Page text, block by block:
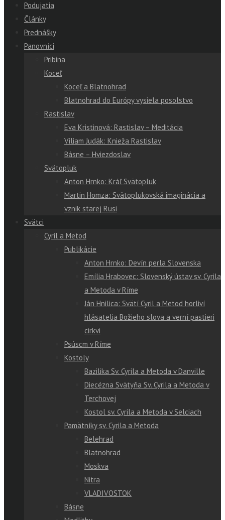
Podujatia
Články
Prednášky
Panovníci
Pribina
Koceľ
Koceľ a Blatnohrad
Blatnohrad do Európy vysiela posolstvo
Rastislav
Eva Kristinová: Rastislav – Meditácia
Viliam Judák: Knieža Rastislav
Básne – Hviezdoslav
Svätopluk
Anton Hrnko: Kráľ Svätopluk
Martin Homza: Svätoplukovská imaginácia a
vznik starej Rusi
Svätci
Cyril a Metod
Publikácie
Anton Hrnko: Devín perla Slovenska
Emília Hrabovec: Slovenský ústav sv. Cyrila
a Metoda v Ríme
Ján Hnilica: Svätí Cyril a Metod horliví
hlásatelia Božieho slova a verní pastieri
cirkvi
Psúscm v Ríme
Kostoly
Bazilika Sv. Cyrila a Metoda v Danville
Diecézna Svätyňa Sv. Cyrila a Metoda v
Terchovej
Kostol sv. Cyrila a Metoda v Selciach
Pamätníky sv. Cyrila a Metoda
Belehrad
Blatnohrad
Moskva
Nitra
VLADIVOSTOK
Básne